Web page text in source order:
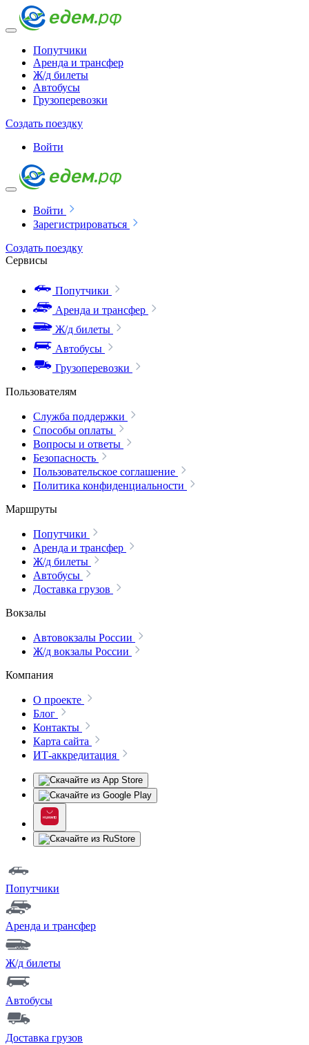
Попутчики
Аренда и трансфер
Ж/д билеты
Автобусы
Грузоперевозки
Создать поездку
Войти
Войти
Зарегистрироваться
Создать поездку
Сервисы
Попутчики
Аренда и трансфер
Ж/д билеты
Автобусы
Грузоперевозки
Пользователям
Служба поддержки
Способы оплаты
Вопросы и ответы
Безопасность
Пользовательское соглашение
Политика конфиденциальности
Маршруты
Попутчики
Аренда и трансфер
Ж/д билеты
Автобусы
Доставка грузов
Вокзалы
Автовокзалы России
Ж/д вокзалы России
Компания
О проекте
Блог
Контакты
Карта сайта
ИТ-аккредитация
Попутчики
Аренда и трансфер
Ж/д билеты
Автобусы
Доставка грузов